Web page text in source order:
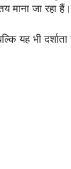
माना जा रहा हैं।
यह भी